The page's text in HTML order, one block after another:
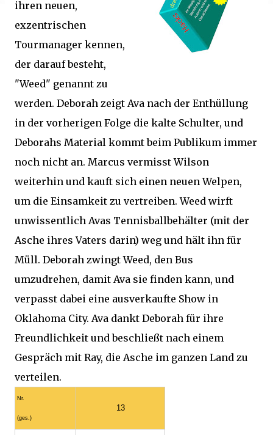
ihren neuen,
exzentrischen
Tourmanager kennen,
der darauf besteht,
"Weed" genannt zu
werden. Deborah zeigt Ava nach der Enthüllung
in der vorherigen Folge die kalte Schulter, und
Deborahs Material kommt beim Publikum immer
noch nicht an. Marcus vermisst Wilson
weiterhin und kauft sich einen neuen Welpen,
um die Einsamkeit zu vertreiben. Weed wirft
unwissentlich Avas Tennisballbehälter (mit der
Asche ihres Vaters darin) weg und hält ihn für
Müll. Deborah zwingt Weed, den Bus
umzudrehen, damit Ava sie finden kann, und
verpasst dabei eine ausverkaufte Show in
Oklahoma City. Ava dankt Deborah für ihre
Freundlichkeit und beschließt nach einem
Gespräch mit Ray, die Asche im ganzen Land zu
verteilen.
Nr.
(ges.)
13